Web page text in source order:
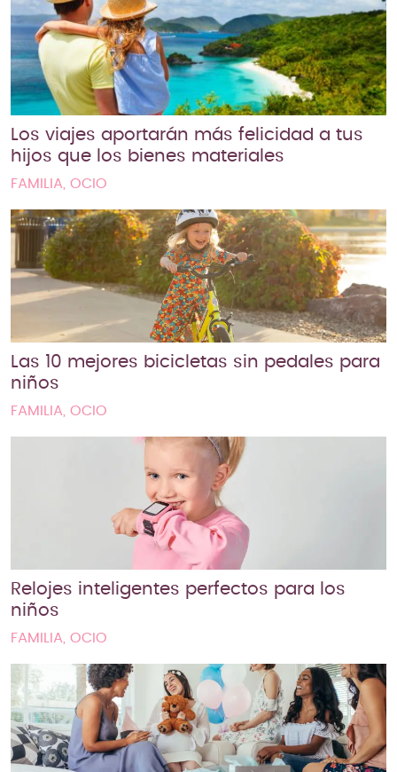
Los viajes aportarán más felicidad a tus
hijos que los bienes materiales
FAMILIA, OCIO
Las 10 mejores bicicletas sin pedales para
niños
FAMILIA, OCIO
Relojes inteligentes perfectos para los
niños
FAMILIA, OCIO